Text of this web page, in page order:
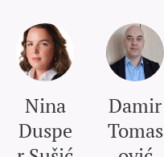
Nina
Duspe
Damir
Tomas